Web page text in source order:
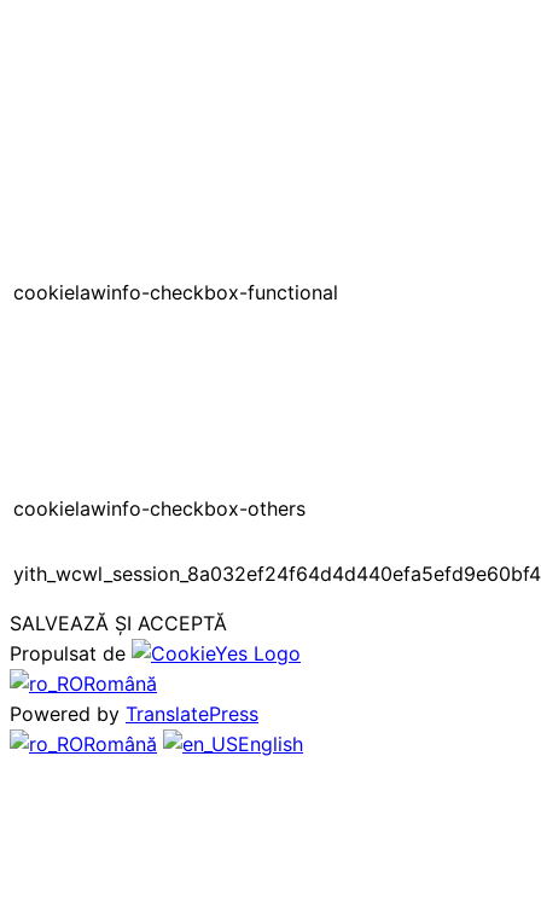
cookielawinfo-checkbox-functional
cookielawinfo-checkbox-others
yith_wcwl_session_8a032ef24f64d4d440efa5efd9e60bf4
SALVEAZĂ ȘI ACCEPTĂ
Propulsat de
Română
Powered by TranslatePress
Română
English